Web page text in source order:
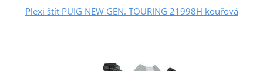
Plexi štít PUIG NEW GEN. TOURING 21998H kouřová